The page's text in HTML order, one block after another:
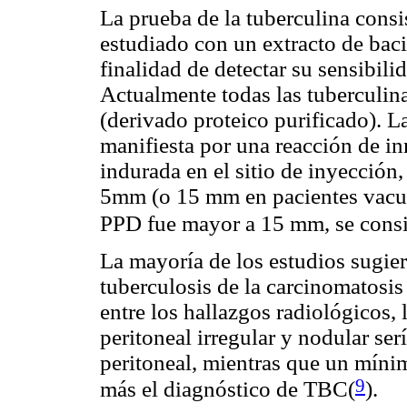
La prueba de la tuberculina
estudiado con un extracto de
finalidad de detectar su
Actualmente todas las
(derivado proteico purificado).
manifiesta por una reacción de
indurada en el sitio de
5mm (o 15 mm en pacientes
PPD fue mayor a 15 mm, se
La mayoría de los estudios
tuberculosis de la
entre los hallazgos radiológicos,
peritoneal irregular y nodular
peritoneal, mientras que un
más el diagnóstico de TBC(9).